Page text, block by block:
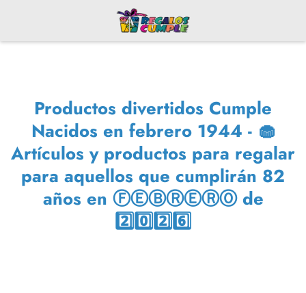
Productos divertidos Cumple
Nacidos en febrero 1944 - 🧁
Artículos y productos para regalar
para aquellos que cumplirán 82
años en ⒻⒺⒷⓇⒺⓇⓄ de
2️⃣0️⃣2️⃣6️⃣